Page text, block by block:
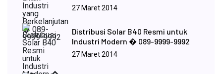
27 Maret 2014
Distribusi Solar B40 Resmi untuk
Industri Modern � 089-9999-9992
27 Maret 2014